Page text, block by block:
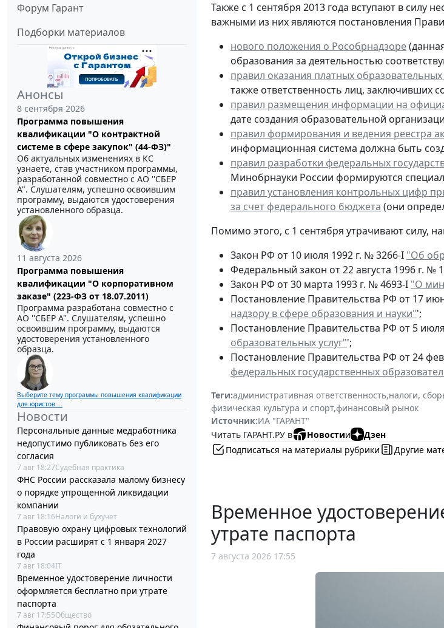
Форум Гарант
Подборки материалов
Анонсы
8 сентября 2026
Программа повышения
квалификации "О контрактной
системе в сфере закупок" (44-ФЗ)"
Об актуальных изменениях в КС
узнаете, став участником программы,
разработанной совместно с АО ''СБЕР
А". Слушателям, успешно освоившим
программу, выдаются удостоверения
установленного образца.
11 августа 2026
Программа повышения
квалификации "О корпоративном
заказе" (223-ФЗ от 18.07.2011)
Программа разработана совместно с
АО ''СБЕР А". Слушателям, успешно
освоившим программу, выдаются
удостоверения установленного
образца.
Выберите тему программы повышения квалификации
для юристов ...
Новости
Персональные данные медработника
недопустимо публиковать без его
согласия
7 авг 18:27Судебная практика
ФНС России рассказала малому бизнесу
о порядке упрощенной ликвидации
компании
7 авг 18:16Налоги и бухучет
Правовую охрану цифровых технологий
в России расширят с 1 января 2027
года
7 авг 18:04IT
Временное удостоверение личности
оформляется бесплатно при утрате
паспорта
7 авг 17:55Общество
Также с 1 сентября 2013 года вступают в силу
важными из них являются постановления
нового положения о Рособрнадзоре
образования за деятельностью
правил оказания платных образовательных
также ответственность лиц, заключивших
правил размещения информации на
дате создания образовательной
правил формирования и ведения реестра
информационная система должна быть
правил разработки федеральных
Минобрнауки России формируются
правил установления контрольных цифр
за счет федерального бюджета (они
Помимо этого, с 1 сентября утрачивают силу,
Закон РФ от 10 июля 1992 г. № 3266-I "Об
Федеральный закон от 22 августа 1996 г. №
Закон РФ от 30 марта 1993 г. № 4693-I "О
Постановление Правительства РФ от 17
надзору в сфере образования и науки"';
Постановление Правительства РФ от 5
образовательных услуг"';
Постановление Правительства РФ от 24
федеральных государственных
Теги:административная ответственность,налоги,
физическая культура и спорт,финансовый рынок
Источник:ИА "ГАРАНТ"
Читать ГАРАНТ.РУ в
Новостии
Дзен
Подписаться на материалы рубрики
Другие
Временное
утрате паспорта
7 августа 2026 17:55